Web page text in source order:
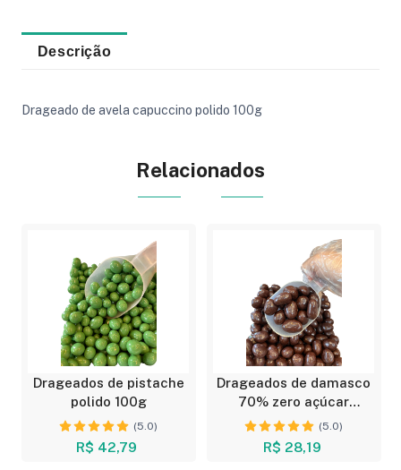
Descrição
Drageado de avela capuccino polido 100g
Relacionados
Drageados de pistache
polido 100g
(5.0)
R$ 42,79
Drageados de damasco
70% zero açúcar
polido...(5.0)
R$ 28,19